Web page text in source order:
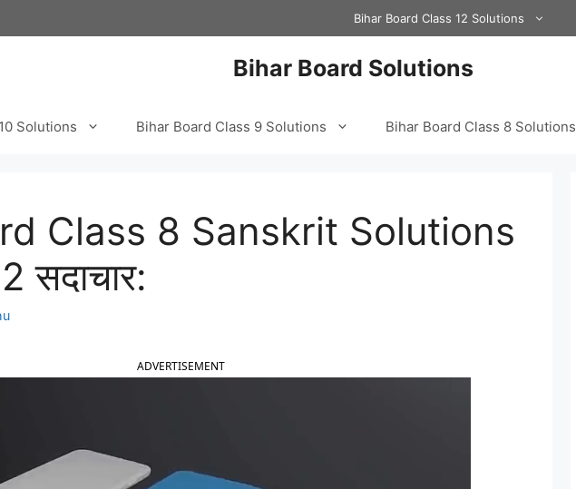
Bihar Board Class 12 Solutions
Bihar Board Solutions
Solutions Bihar Board Class 9 Solutions Bihar Board Class 8 Solutions
Class 8 Sanskrit Solutions
सदाचार:
ADVERTISEMENT